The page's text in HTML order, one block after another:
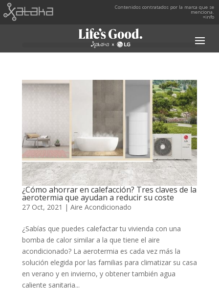
Contenidos contratados por la marca que se
menciona.
+info
¿Cómo ahorrar en calefacción? Tres claves de la
aerotermia que ayudan a reducir su coste
27 Oct, 2021 | Aire Acondicionado
¿Sabías que puedes calefactar tu vivienda con una
bomba de calor similar a la que tiene el aire
acondicionado? La aerotermia es cada vez más la
solución elegida por las familias para climatizar su casa
en verano y en invierno, y obtener también agua
caliente sanitaria...